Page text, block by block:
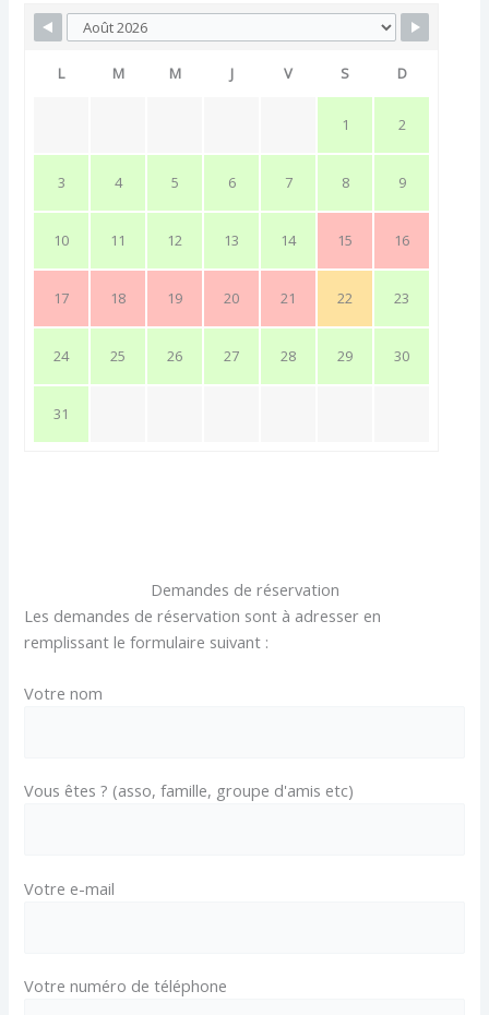
L M M J V S D
1 2
3 4 5 6 7 8 9
10 11 12 13 14 15 16
17 18 19 20 21 22 23
24 25 26 27 28 29 30
31
Demandes de réservation
Les demandes de réservation sont à adresser en
remplissant le formulaire suivant :
Votre nom
Vous êtes ? (asso, famille, groupe d'amis etc)
Votre e-mail
Votre numéro de téléphone